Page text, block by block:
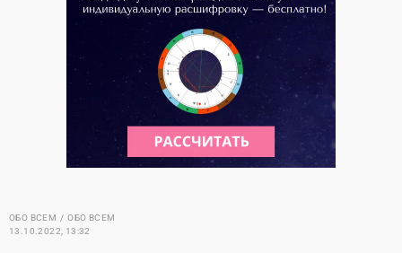
ОБО ВСЕМ
ОБО ВСЕМ
13.10.2022, 13:32